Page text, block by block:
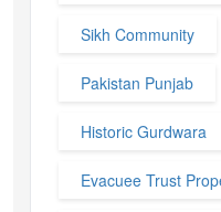
Sikh Community
Pakistan Punjab
Historic Gurdwara
Evacuee Trust